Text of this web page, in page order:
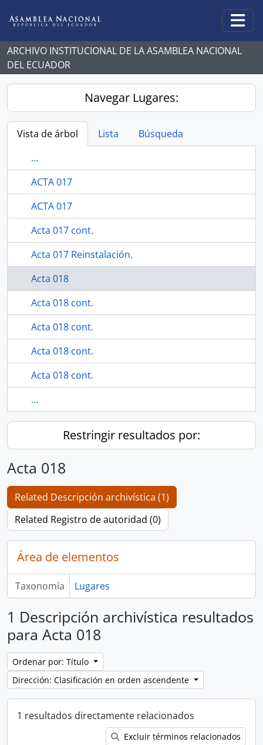
ARCHIVO INSTITUCIONAL DE LA ASAMBLEA NACIONAL
DEL ECUADOR
Navegar Lugares:
Vista de árbol Lista
Búsqueda
...
ACTA 017
ACTA 017
Acta 017 cont.
Acta 017 Reinstalación.
Acta 018
Acta 018 cont.
Acta 018 cont.
Acta 018 cont.
Acta 018 cont.
...
Restringir resultados por:
Acta 018
Related Descripción archivística (1)
Related Registro de autoridad (0)
Área de elementos
Taxonomía Lugares
1 Descripción archivística resultados
para Acta 018
Ordenar por: Título
Dirección: Clasificación en orden ascendente
1 resultados directamente relacionados
Excluir términos relacionados